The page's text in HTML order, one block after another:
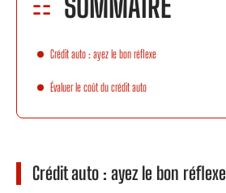
Crédit auto : ayez le bon réflexe
Évaluer le coût du crédit auto
Crédit auto : ayez le bon réflexe